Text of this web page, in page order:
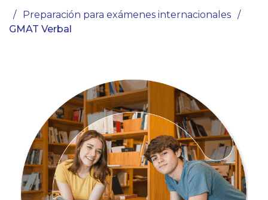
/ Preparación para exámenes internacionales /
GMAT Verbal